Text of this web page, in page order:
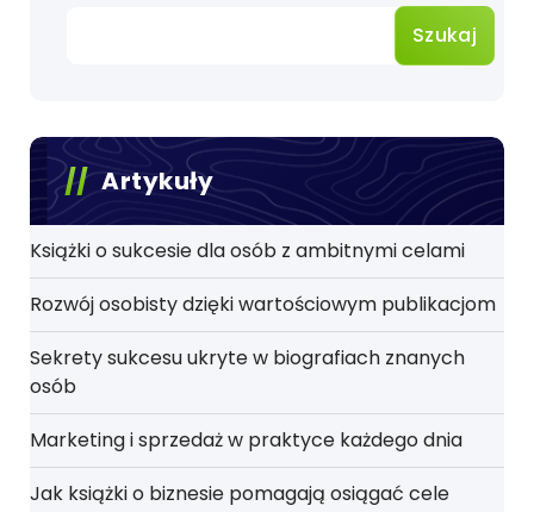
Szukaj
Artykuły
Książki o sukcesie dla osób z ambitnymi celami
Rozwój osobisty dzięki wartościowym publikacjom
Sekrety sukcesu ukryte w biografiach znanych
osób
Marketing i sprzedaż w praktyce każdego dnia
Jak książki o biznesie pomagają osiągać cele